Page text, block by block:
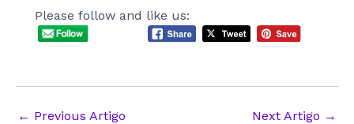
Please follow and like us:
Post
← Previous Artigo Next Artigo →